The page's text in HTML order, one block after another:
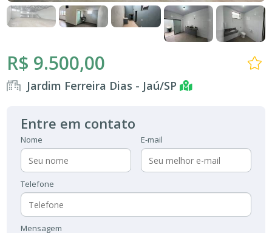
R$ 9.500,00
Jardim Ferreira Dias - Jaú/SP
Entre em contato
Nome E-mail
Telefone
Mensagem